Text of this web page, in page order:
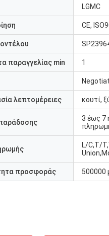
LGMC
CE,
παραγγελίας min 1
λεπτομέρειες κουτί,
3 έως 7
L/C,T/
προσφοράς 500000